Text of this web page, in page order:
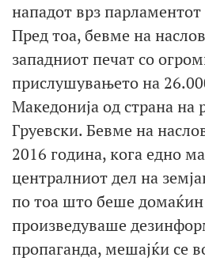
нападот врз
Пред тоа, бевме на
западниот печат со
прислушувањето на
Македонија од страна на
Груевски. Бевме на
2016 година, кога едно
централниот дел на
по тоа што беше домаќин
произведуваше
пропаганда, мешајќи се